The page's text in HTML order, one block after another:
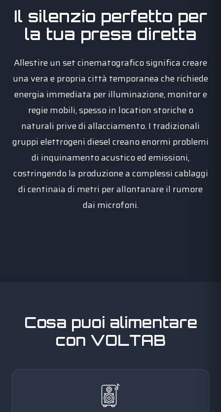
Il silenzio perfetto per
la tua presa diretta
Allestire un set cinematografico significa creare
una vera e propria città temporanea che richiede
energia immediata per illuminazione, monitor e
regie mobili, spesso in location storiche o
naturali prive di allacciamento. I tradizionali
gruppi elettrogeni diesel creano enormi problemi
di inquinamento acustico ed emissioni,
costringendo la produzione a complessi cablaggi
di centinaia di metri per allontanare il rumore
dai microfoni.
Cosa puoi alimentare
con VOLTAB